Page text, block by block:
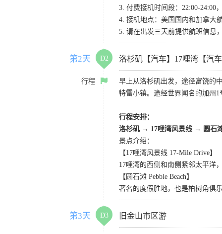
3. 付费接机时间段：22:00-24:00
4. 接机地点：美国国内和加拿大
5. 请在出发三天前提供航班信息
第2天 D2 洛杉矶【汽车】17哩湾【汽
行程
早上从洛杉矶出发，途径富饶的
特雷小镇。途经世界闻名的加州
行程安排：
洛杉矶 → 17哩湾风景线 → 圆石
景点介绍：
【17哩湾风景线 17-Mile Drive】
17哩湾的西侧和南侧紧邻太平洋
【圆石滩 Pebble Beach】
著名的度假胜地，也是柏树角俱
第3天 D3 旧金山市区游